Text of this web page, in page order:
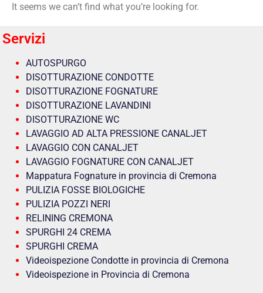
It seems we can’t find what you’re looking for.
Servizi
AUTOSPURGO
DISOTTURAZIONE CONDOTTE
DISOTTURAZIONE FOGNATURE
DISOTTURAZIONE LAVANDINI
DISOTTURAZIONE WC
LAVAGGIO AD ALTA PRESSIONE CANALJET
LAVAGGIO CON CANALJET
LAVAGGIO FOGNATURE CON CANALJET
Mappatura Fognature in provincia di Cremona
PULIZIA FOSSE BIOLOGICHE
PULIZIA POZZI NERI
RELINING CREMONA
SPURGHI 24 CREMA
SPURGHI CREMA
Videoispezione Condotte in provincia di Cremona
Videoispezione in Provincia di Cremona